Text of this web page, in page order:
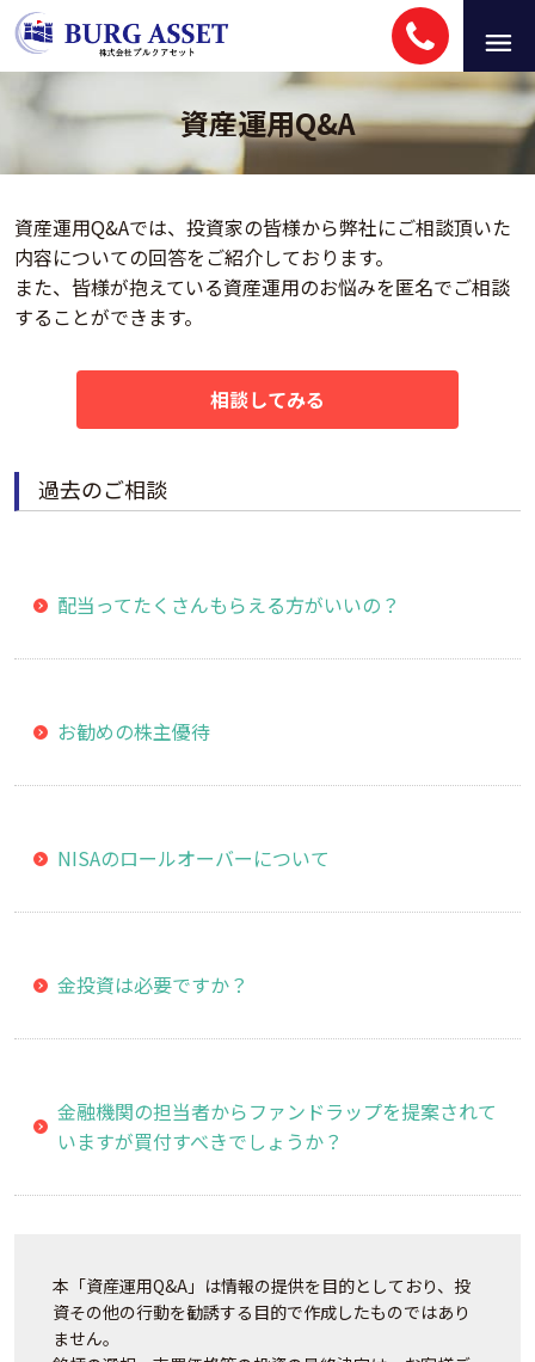
資産運用Q&A
資産運用Q&Aでは、投資家の皆様から弊社にご相談頂いた
内容についての回答をご紹介しております。
また、皆様が抱えている資産運用のお悩みを匿名でご相談
することができます。
相談してみる
過去のご相談
配当ってたくさんもらえる方がいいの？
お勧めの株主優待
NISAのロールオーバーについて
金投資は必要ですか？
金融機関の担当者からファンドラップを提案されて
いますが買付すべきでしょうか？
本「資産運用Q&A」は情報の提供を目的としており、投
資その他の行動を勧誘する目的で作成したものではあり
ません。